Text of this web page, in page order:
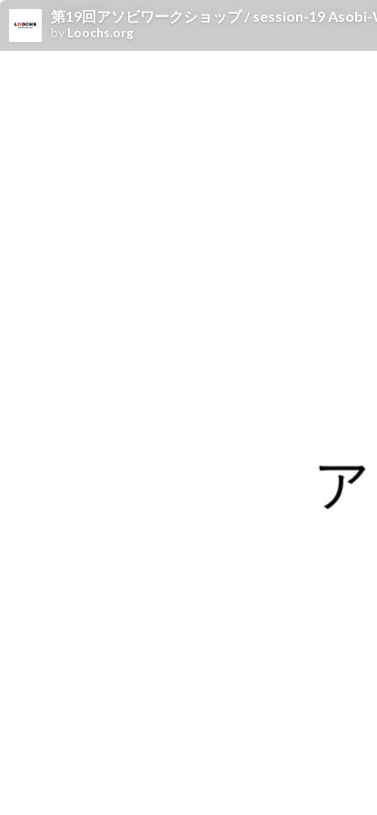
第19回アソビワークショップ / session-19
by Loochs.org